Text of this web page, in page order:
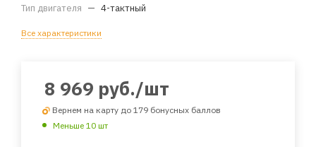
Тип двигателя — 4-тактный
Все характеристики
8 969 руб./шт
Вернем на карту до 179 бонусных баллов
Меньше 10 шт